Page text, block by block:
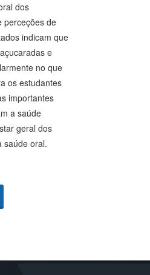
dos
perceções de
indicam que
e
no que
os estudantes
importantes
a saúde
geral dos
saúde oral.